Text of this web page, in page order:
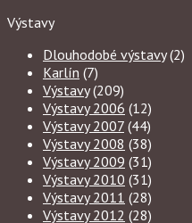
Výstavy
Dlouhodobé výstavy(2)
Karlín (7)
Výstavy(209)
Výstavy 2006 (12)
Výstavy 2007 (44)
Výstavy 2008 (38)
Výstavy 2009 (31)
Výstavy 2010 (31)
Výstavy 2011 (28)
Výstavy 2012 (28)